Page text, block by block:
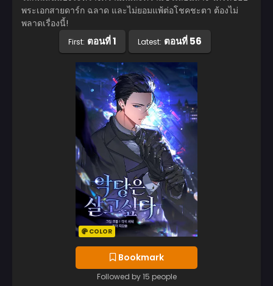
พระเอกสายดาร์ก ฉลาด และไม่ยอมแพ้ต่อโชคชะตา ต้องไม่
พลาดเรื่องนี้!
First: ตอนที่ 1 Latest: ตอนที่ 56
COLOR
Bookmark
Followed by 15 people